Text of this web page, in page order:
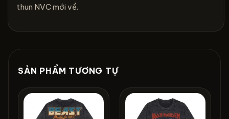
thun NVC mới về.
SẢN PHẨM TƯƠNG TỰ